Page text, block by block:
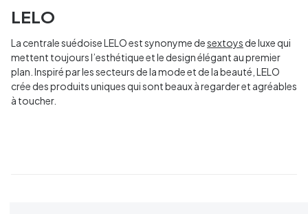
LELO
La centrale suédoise LELO est synonyme desextoys de luxe qui
mettent toujours l’esthétique et le design élégant au premier
plan. Inspiré par les secteurs de la mode et de la beauté, LELO
crée des produits uniques qui sont beaux à regarder et agréables
à toucher.